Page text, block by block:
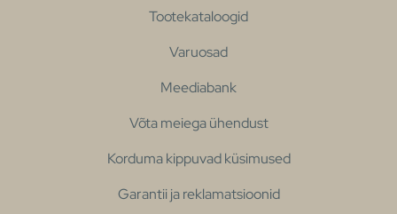
Tootekataloogid
Varuosad
Meediabank
Võta meiega ühendust
Korduma kippuvad küsimused
Garantii ja reklamatsioonid